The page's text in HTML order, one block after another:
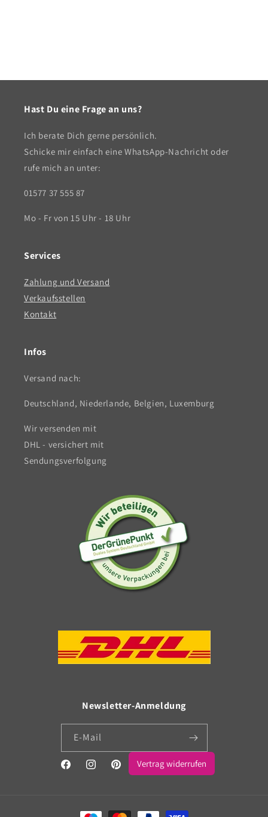
Hast Du eine Frage an uns?
Ich berate Dich gerne persönlich.
Schicke mir einfach eine WhatsApp-Nachricht oder
rufe mich an unter:
01577 37 555 87
Mo - Fr von 15 Uhr - 18 Uhr
Services
Zahlung und Versand
Verkaufsstellen
Kontakt
Infos
Versand nach:
Deutschland, Niederlande, Belgien, Luxemburg
Wir versenden mit
DHL - versichert mit
Sendungsverfolgung
Newsletter-Anmeldung
E-Mail
FacebookInstagramPinterest
Vertrag widerrufen
Zahlungsmethoden